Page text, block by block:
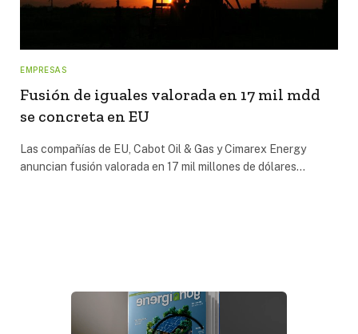
EMPRESAS
Fusión de iguales valorada en 17 mil mdd
se concreta en EU
Las compañías de EU, Cabot Oil & Gas y Cimarex Energy
anuncian fusión valorada en 17 mil millones de dólares…